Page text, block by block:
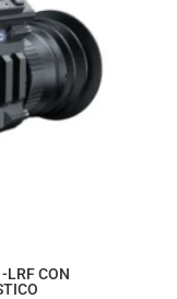
LRF CON